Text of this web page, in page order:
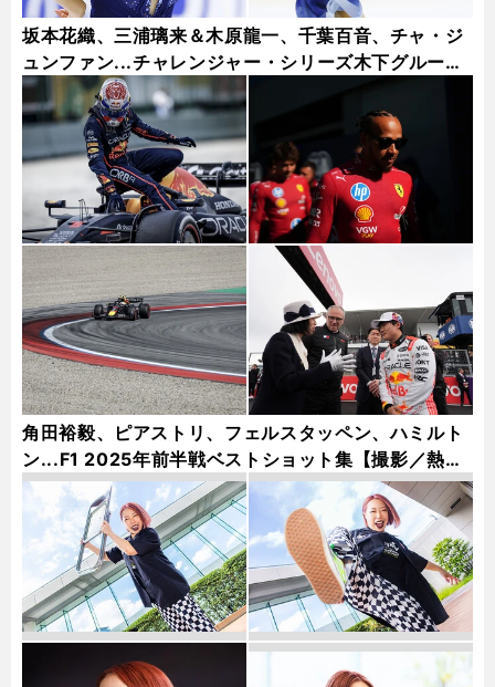
坂本花織、三浦璃来＆木原龍一、千葉百音、チャ・ジ
ュンファン...チャレンジャー・シリーズ木下グループ
杯フォトギャラリー
角田裕毅、ピアストリ、フェルスタッペン、ハミルト
ン...F1 2025年前半戦ベストショット集【撮影／熱田
護＆桜井淳雄】